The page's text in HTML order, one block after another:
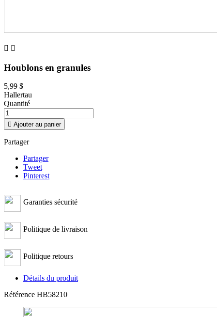
 
Houblons en granules
5,99 $
Hallertau
Quantité
 Ajouter au panier
Partager
Partager
Tweet
Pinterest
Garanties sécurité
Politique de livraison
Politique retours
Détails du produit
Référence HB58210